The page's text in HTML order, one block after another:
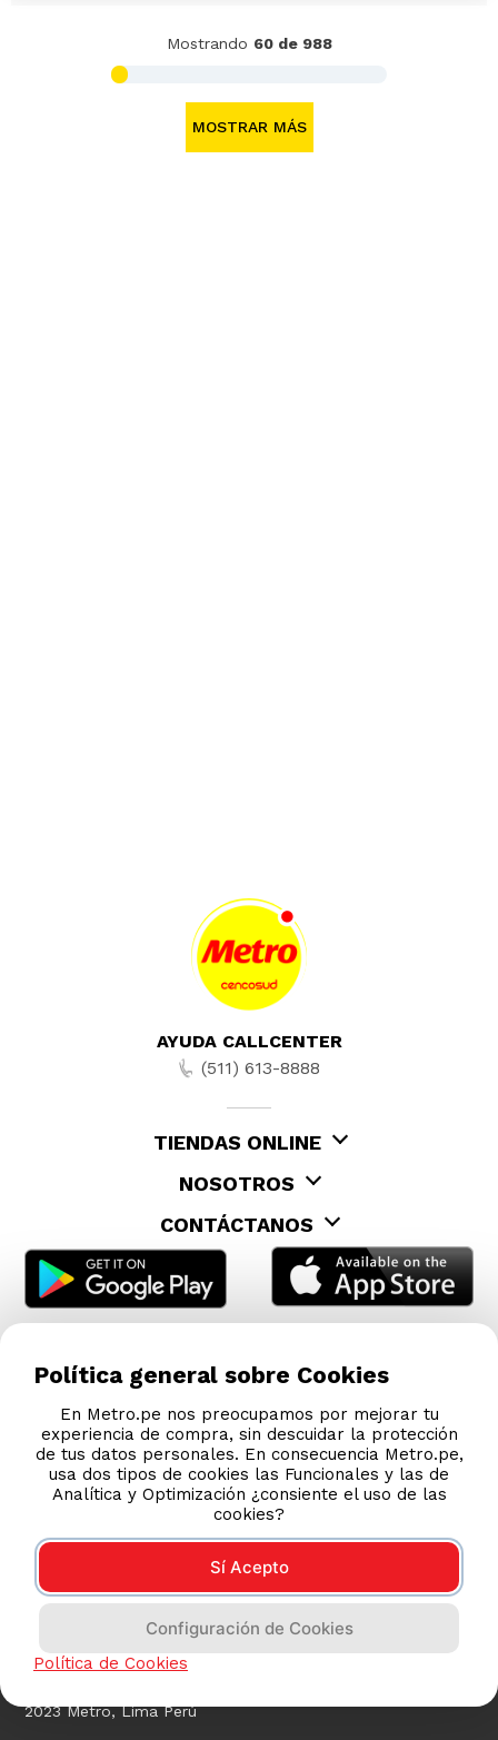
Mostrando 60 de 988
MOSTRAR MÁS
AYUDA CALLCENTER
(511) 613-8888
TIENDAS ONLINE
NOSOTROS
CONTÁCTANOS
COMPRAS 100% SEGURAS
Esta tienda usa Niubiz para realizar transacciones
electrónicas.
2023 Metro, Lima Perú
Política general sobre Cookies
En Metro.pe nos preocupamos por mejorar tu
experiencia de compra, sin descuidar la protección
de tus datos personales. En consecuencia Metro.pe,
usa dos tipos de cookies las Funcionales y las de
Analítica y Optimización ¿consiente el uso de las
cookies?
Sí Acepto
Configuración de Cookies
Política de Cookies